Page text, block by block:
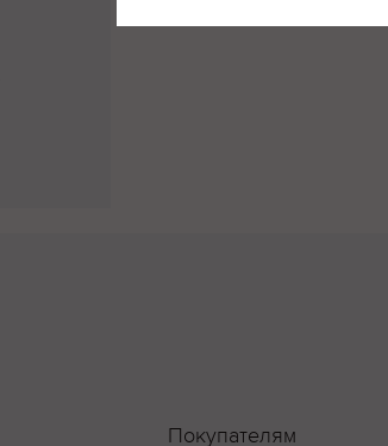
Покупателям